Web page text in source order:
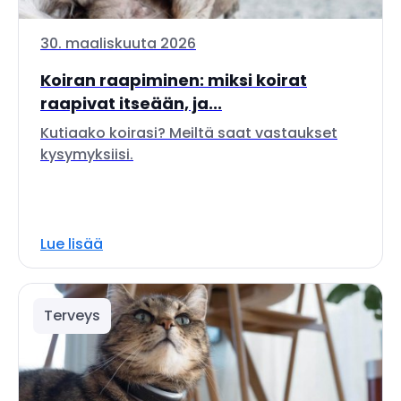
30. maaliskuuta 2026
Koiran raapiminen: miksi koirat
raapivat itseään, ja...
Kutiaako koirasi? Meiltä saat vastaukset
kysymyksiisi.
Lue lisää
Terveys